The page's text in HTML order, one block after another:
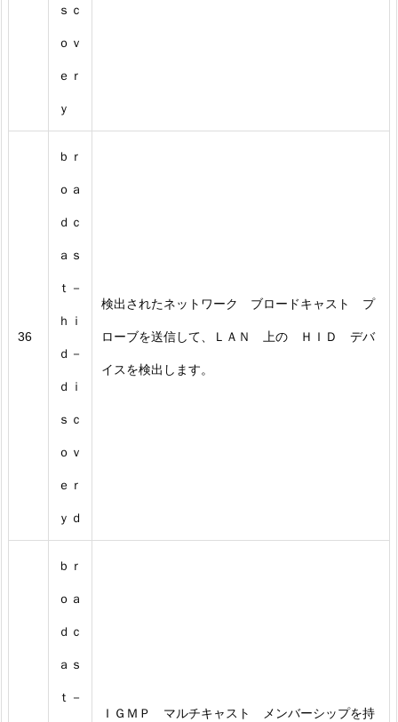
ｓｃ
ｏｖ
ｅｒ
ｙ
36
ｂｒ
ｏａ
ｄｃ
ａｓ
ｔ－
ｈｉ
ｄ－
ｄｉ
ｓｃ
ｏｖ
ｅｒ
ｙｄ
検出されたネットワーク ブロードキャスト プ
ローブを送信して、ＬＡＮ 上の ＨＩＤ デバ
イスを検出します。
ｂｒ
ｏａ
ｄｃ
ａｓ
ｔ－
ＩＧＭＰ マルチキャスト メンバーシップを持